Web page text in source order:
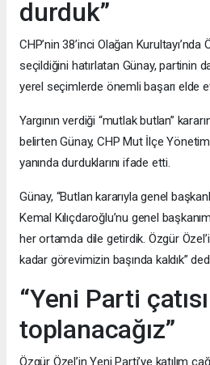
durduk”
CHP’nin 38’inci Olağan
seçildiğini hatırlatan Günay, partinin
yerel seçimlerde önemli başarı elde
Yargının verdiği “mutlak butlan”
belirten Günay, CHP Mut İlçe
yanında durduklarını ifade etti.
Günay, “Butlan kararıyla genel
Kemal Kılıçdaroğlu’nu genel
her ortamda dile getirdik. Özgür
kadar görevimizin başında kaldık”
“Yeni Parti
toplanacağız”
Özgür Özel’in Yeni Parti’ye katılım